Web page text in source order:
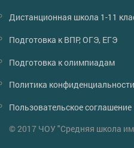
Дистанционная школа 1-11
Подготовка к ВПР, ОГЭ, ЕГЭ
Подготовка к олимпиадам
Политика конфиденциальности
Пользовательское соглашение
© 2017 ЧОУ "Средняя школа